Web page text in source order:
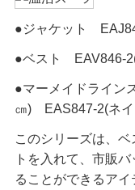
●ジャケット
●ベスト EAV846-
●マーメイドライ
㎝) EAS847-2(ネイ
このシリーズは、
トを入れて、市販
ることができるア